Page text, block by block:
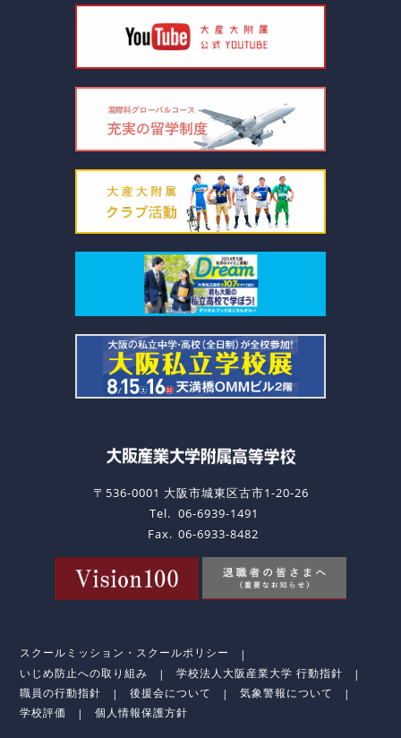
〒536-0001 大阪市城東区古市1-20-26
Tel. 06-6939-1491
Fax. 06-6933-8482
スクールミッション・スクールポリシー
いじめ防止への取り組み
学校法人大阪産業大学 行動指針
職員の行動指針
後援会について
気象警報について
学校評価
個人情報保護方針